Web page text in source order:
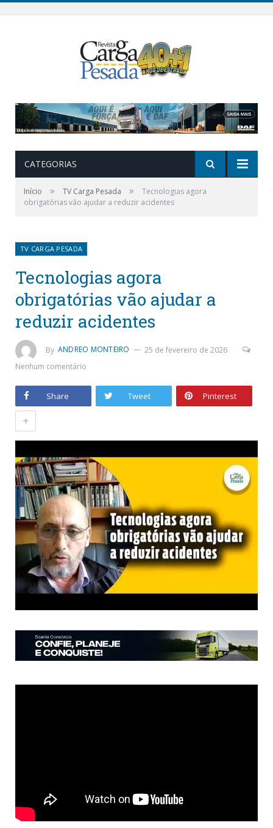
CATEGORIAS
Início » TV Carga Pesada »
Tecnologias agora
obrigatórias vão ajudar a reduzir acidentes
TV CARGA PESADA
Tecnologias agora
obrigatórias vão ajudar a
reduzir acidentes
By ANDREO MONTEIRO
25 de fevereiro de 2026
Nenhum comentário
Share Tweet Pinterest
+